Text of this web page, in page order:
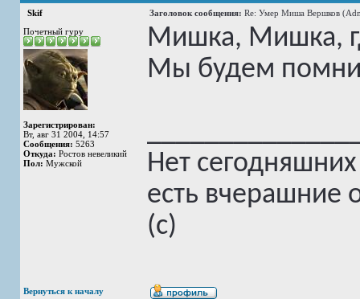
Skif Заголовок сообщения: Re: Умер Миша Вершков
Почетный гуру
Зарегистрирован:
Вт, авг 31 2004, 14:57
Сообщения: 5263
Откуда: Ростов невеликий
Пол: Мужской
Мишка, Мишка,
Мы будем
Нет
есть вчерашние
(с)
Вернуться к началу